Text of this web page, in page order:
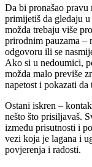
Da bi pronašao
primijetiš da gledaju
možda trebaju više
prirodnim pauzama –
odgovoru ili se
Ako si u nedoumici,
možda malo previše
napetost i pokazati
Ostani iskren –
nešto što prisiljavaš.
između prisutnosti i
vezi koja je lagana i
povjerenja i radosti.